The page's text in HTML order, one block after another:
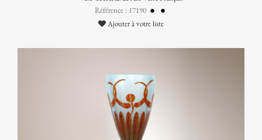
Référence : 17190
Ajouter à votre liste